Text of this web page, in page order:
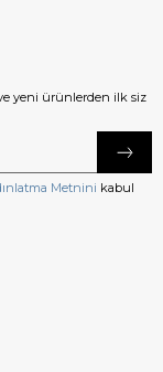
yeni ürünlerden ilk siz
Metnini kabul